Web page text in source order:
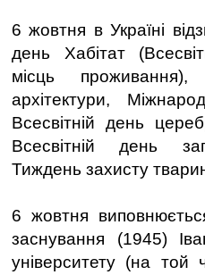
6 жовтня в Україні
день Хабітат
місць проживання),
архітектури,
Всесвітній день
Всесвітній день
Тиждень захисту
6 жовтня
заснування (1945)
університету (на той